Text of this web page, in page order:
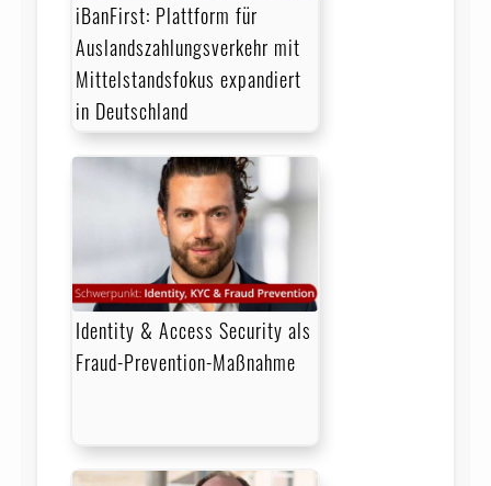
iBanFirst: Plattform für
Auslandszahlungsverkehr mit
Mittelstandsfokus expandiert
in Deutschland
Identity & Access Security als
Fraud-Prevention-Maßnahme